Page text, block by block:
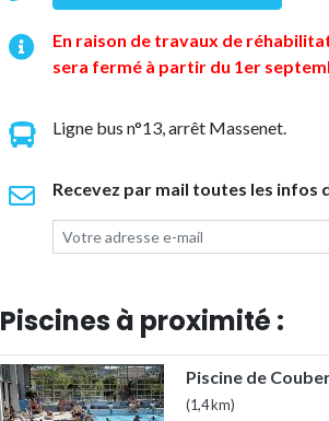
En raison de travaux de
sera fermé à partir du 1er
Ligne bus n°13, arrêt Massenet.
Recevez par mail toutes les infos
Piscines à proximité :
Piscine de
(1,4 km)